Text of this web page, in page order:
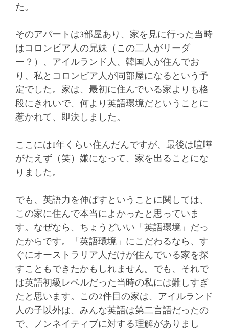
た。
そのアパートは3部屋あり、家を見に行った当時
はコロンビア人の兄妹（この二人がリーダ
ー？）、アイルランド人、韓国人が住んでお
り、私とコロンビア人が同部屋になるという予
定でした。家は、最初に住んでいる家よりも格
段にきれいで、何より英語環境だということに
惹かれて、即決しました。
ここには1年くらい住んだんですが、最後は喧嘩
がたえず（笑）嫌になって、家を出ることにな
りました。
でも、英語力を伸ばすということに関しては、
この家に住んで本当によかったと思っていま
す。なぜなら、ちょうどいい「英語環境」だっ
たからです。「英語環境」にこだわるなら、す
ぐにオーストラリア人だけが住んでいる家を探
すこともできたかもしれません。でも、それで
は英語初級レベルだった当時の私には難しすぎ
たと思います。この2件目の家は、アイルランド
人の子以外は、みんな英語は第二言語だったの
で、ノンネイティブに対する理解がありまし